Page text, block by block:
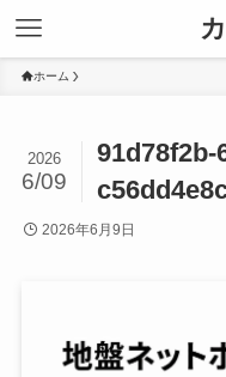
ホーム
91d78f2b-
2026
6/09
2026年6月9日